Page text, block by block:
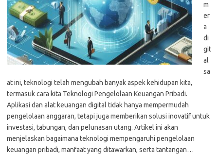
m
er
a
di
git
al
sa
at ini, teknologi telah mengubah banyak aspek kehidupan kita,
termasuk cara kita Teknologi Pengelolaan Keuangan Pribadi.
Aplikasi dan alat keuangan digital tidak hanya mempermudah
pengelolaan anggaran, tetapi juga memberikan solusi inovatif untuk
investasi, tabungan, dan pelunasan utang. Artikel ini akan
menjelaskan bagaimana teknologi mempengaruhi pengelolaan
keuangan pribadi, manfaat yang ditawarkan, serta tantangan…